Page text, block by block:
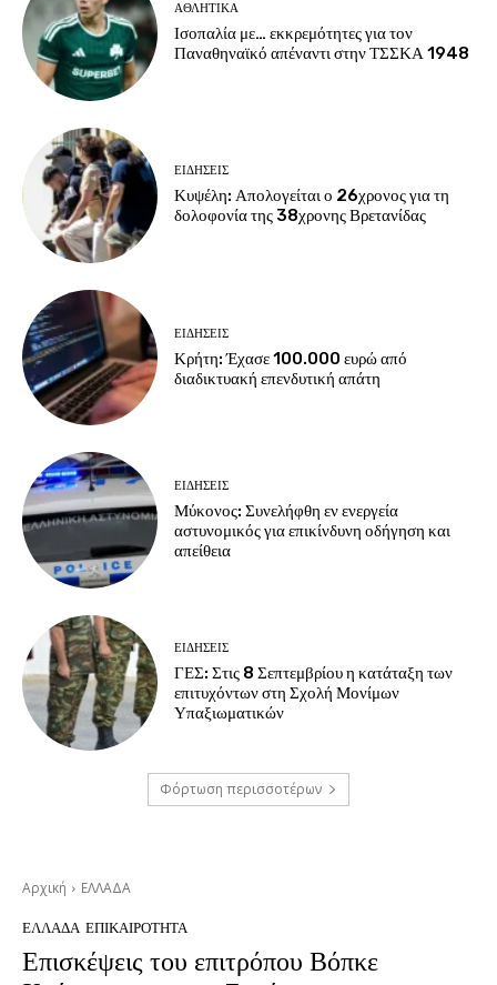
ΑΘΛΗΤΙΚΑ
Ισοπαλία με… εκκρεμότητες για τον
Παναθηναϊκό απέναντι στην ΤΣΣΚΑ 1948
ΕΙΔΗΣΕΙΣ
Κυψέλη: Απολογείται ο 26χρονος για τη
δολοφονία της 38χρονης Βρετανίδας
ΕΙΔΗΣΕΙΣ
Κρήτη: Έχασε 100.000 ευρώ από
διαδικτυακή επενδυτική απάτη
ΕΙΔΗΣΕΙΣ
Μύκονος: Συνελήφθη εν ενεργεία
αστυνομικός για επικίνδυνη οδήγηση και
απείθεια
ΕΙΔΗΣΕΙΣ
ΓΕΣ: Στις 8 Σεπτεμβρίου η κατάταξη των
επιτυχόντων στη Σχολή Μονίμων
Υπαξιωματικών
Φόρτωση περισσοτέρων